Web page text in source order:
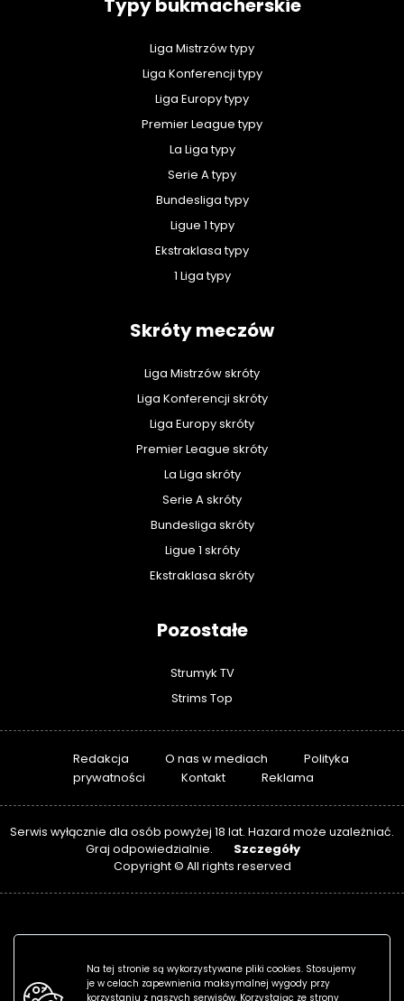
Typy bukmacherskie
Liga Mistrzów typy
Liga Konferencji typy
Liga Europy typy
Premier League typy
La Liga typy
Serie A typy
Bundesliga typy
Ligue 1 typy
Ekstraklasa typy
1 Liga typy
Skróty meczów
Liga Mistrzów skróty
Liga Konferencji skróty
Liga Europy skróty
Premier League skróty
La Liga skróty
Serie A skróty
Bundesliga skróty
Ligue 1 skróty
Ekstraklasa skróty
Pozostałe
Strumyk TV
Strims Top
Redakcja O nas w mediach
Polityka
prywatności
Kontakt Reklama
Serwis wyłącznie dla osób powyżej 18 lat. Hazard może uzależniać.
Graj odpowiedzialnie.
Szczegóły
Copyright © All rights reserved
Na tej stronie są wykorzystywane pliki cookies. Stosujemy
je w celach zapewnienia maksymalnej wygody przy
korzystaniu z naszych serwisów. Korzystając ze strony